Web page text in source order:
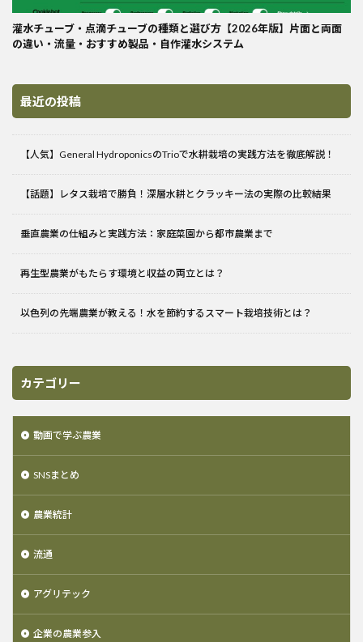
灌水チューブ・点滴チューブの種類と選び方【2026年版】片面と両面
の違い・流量・おすすめ製品・自作灌水システム
最近の投稿
【人気】General HydroponicsのTrioで水耕栽培の実践方法を徹底解説！
【話題】レタス栽培で勝負！深層水耕とクラッキー法の実際の比較結果
垂直農業の仕組みと実践方法：家庭菜園から都市農業まで
再生型農業がもたらす環境と収益の両立とは？
以色列の先端農業が教える！水を節約するスマート栽培技術とは？
カテゴリー
動画で学ぶ農業
SNSまとめ
農業統計
流通
アグリテック
企業の農業参入